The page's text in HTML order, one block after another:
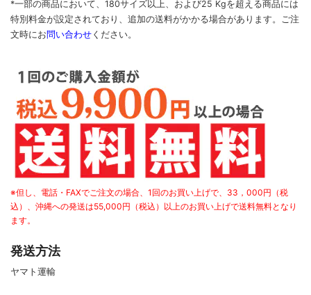
*一部の商品において、180サイズ以上、および25 Kgを超える商品には
特別料金が設定されており、追加の送料がかかる場合があります。
ご注
文時に お問い合わせ ください。
※但し、電話・FAXでご注文の場合、1回のお買い上げで、33，000円（税
込）、沖縄への発送は55,000円（税込）以上のお買い上げで送料無料となり
ます。
発送方法
ヤマト運輸